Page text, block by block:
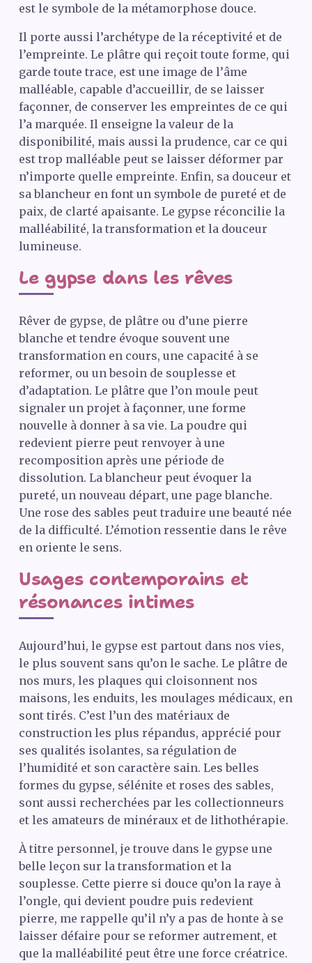
est le symbole de la métamorphose douce.
Il porte aussi l’archétype de la réceptivité et de
l’empreinte. Le plâtre qui reçoit toute forme, qui
garde toute trace, est une image de l’âme
malléable, capable d’accueillir, de se laisser
façonner, de conserver les empreintes de ce qui
l’a marquée. Il enseigne la valeur de la
disponibilité, mais aussi la prudence, car ce qui
est trop malléable peut se laisser déformer par
n’importe quelle empreinte. Enfin, sa douceur et
sa blancheur en font un symbole de pureté et de
paix, de clarté apaisante. Le gypse réconcilie la
malléabilité, la transformation et la douceur
lumineuse.
Le gypse dans les rêves
Rêver de gypse, de plâtre ou d’une pierre
blanche et tendre évoque souvent une
transformation en cours, une capacité à se
reformer, ou un besoin de souplesse et
d’adaptation. Le plâtre que l’on moule peut
signaler un projet à façonner, une forme
nouvelle à donner à sa vie. La poudre qui
redevient pierre peut renvoyer à une
recomposition après une période de
dissolution. La blancheur peut évoquer la
pureté, un nouveau départ, une page blanche.
Une rose des sables peut traduire une beauté née
de la difficulté. L’émotion ressentie dans le rêve
en oriente le sens.
Usages contemporains et
résonances intimes
Aujourd’hui, le gypse est partout dans nos vies,
le plus souvent sans qu’on le sache. Le plâtre de
nos murs, les plaques qui cloisonnent nos
maisons, les enduits, les moulages médicaux, en
sont tirés. C’est l’un des matériaux de
construction les plus répandus, apprécié pour
ses qualités isolantes, sa régulation de
l’humidité et son caractère sain. Les belles
formes du gypse, sélénite et roses des sables,
sont aussi recherchées par les collectionneurs
et les amateurs de minéraux et de lithothérapie.
À titre personnel, je trouve dans le gypse une
belle leçon sur la transformation et la
souplesse. Cette pierre si douce qu’on la raye à
l’ongle, qui devient poudre puis redevient
pierre, me rappelle qu’il n’y a pas de honte à se
laisser défaire pour se reformer autrement, et
que la malléabilité peut être une force créatrice.